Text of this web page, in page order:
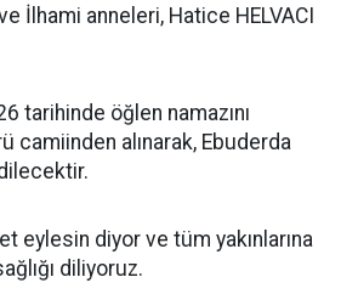
İlhami anneleri, Hatice HELVACI
tarihinde öğlen namazını
camiinden alınarak, Ebuderda
eylesin diyor ve tüm yakınlarına
diliyoruz.